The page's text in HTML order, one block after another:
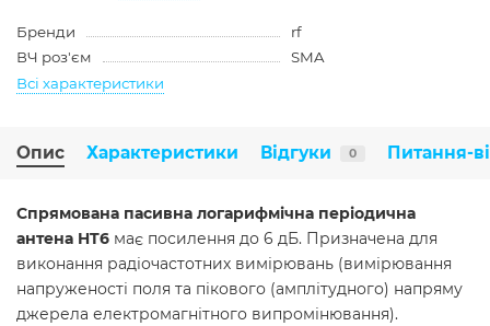
Бренди
rf
ВЧ роз'єм
SMA
Всі характеристики
Опис Характеристики Відгуки 0 Питання-
Спрямована пасивна логарифмічна періодична
антена HT6 має посилення до 6 дБ. Призначена для
виконання радіочастотних вимірювань (вимірювання
напруженості поля та пікового (амплітудного) напряму
джерела електромагнітного випромінювання).